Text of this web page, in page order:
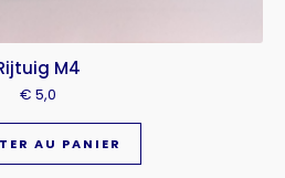
M4
€ 5,0
AU PANIER